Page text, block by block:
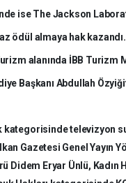
ise The Jackson
ödül almaya hak
alanında İBB
Başkanı Abdullah
kategorisinde televizyon
Gazetesi Genel
Didem Eryar Ünlü, Kadın